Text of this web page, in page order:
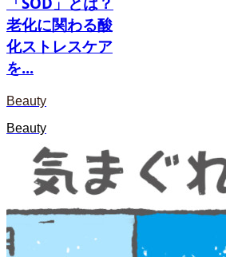
老化に関わる酸
化ストレスケア
を...
Beauty
Beauty